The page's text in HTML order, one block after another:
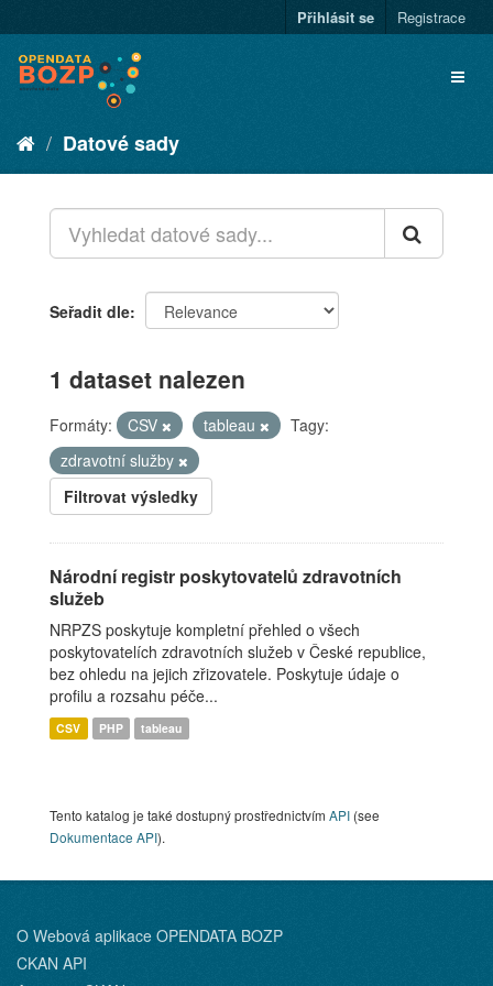
Přihlásit se Registrace
Datové sady
Seřadit dle
1 dataset nalezen
Formáty: CSV tableau
Tagy:
zdravotní služby
Filtrovat výsledky
Národní registr poskytovatelů zdravotních
služeb
NRPZS poskytuje kompletní přehled o všech
poskytovatelích zdravotních služeb v České republice,
bez ohledu na jejich zřizovatele. Poskytuje údaje o
profilu a rozsahu péče...
CSV PHP tableau
Tento katalog je také dostupný prostřednictvím API (see
Dokumentace API).
O Webová aplikace OPENDATA BOZP
CKAN API